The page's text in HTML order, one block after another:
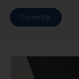
Comentar